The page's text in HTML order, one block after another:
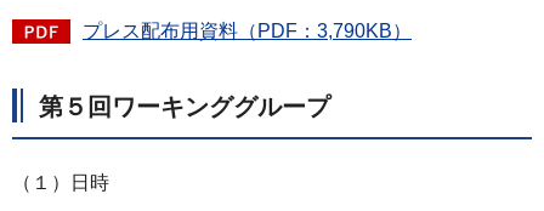
プレス配布用資料（PDF：3,790KB）
第５回ワーキンググループ
（１）日時